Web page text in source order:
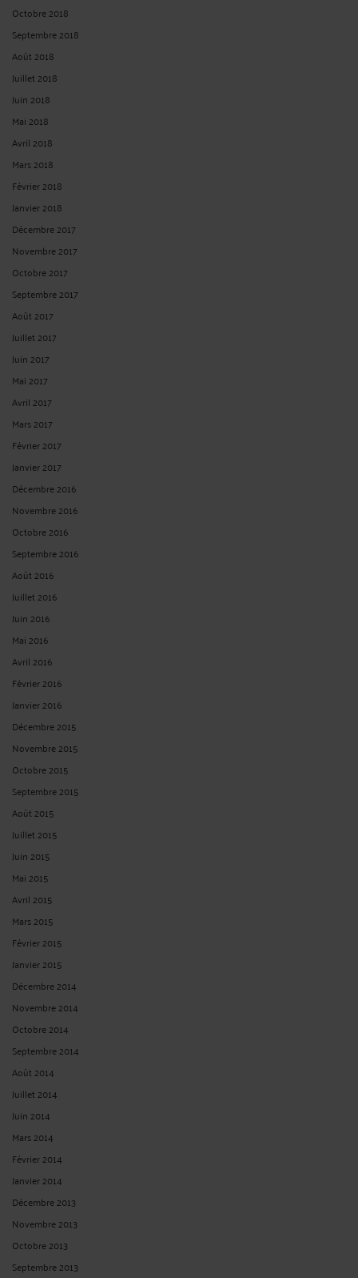
Octobre 2018
Septembre 2018
Août 2018
Juillet 2018
Juin 2018
Mai 2018
Avril 2018
Mars 2018
Février 2018
Janvier 2018
Décembre 2017
Novembre 2017
Octobre 2017
Septembre 2017
Août 2017
Juillet 2017
Juin 2017
Mai 2017
Avril 2017
Mars 2017
Février 2017
Janvier 2017
Décembre 2016
Novembre 2016
Octobre 2016
Septembre 2016
Août 2016
Juillet 2016
Juin 2016
Mai 2016
Avril 2016
Février 2016
Janvier 2016
Décembre 2015
Novembre 2015
Octobre 2015
Septembre 2015
Août 2015
Juillet 2015
Juin 2015
Mai 2015
Avril 2015
Mars 2015
Février 2015
Janvier 2015
Décembre 2014
Novembre 2014
Octobre 2014
Septembre 2014
Août 2014
Juillet 2014
Juin 2014
Mars 2014
Février 2014
Janvier 2014
Décembre 2013
Novembre 2013
Octobre 2013
Septembre 2013